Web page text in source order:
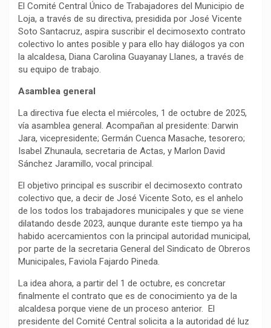
El Comité Central Único de Trabajadores del Municipio de
Loja, a través de su directiva, presidida por José Vicente
Soto Santacruz, aspira suscribir el decimosexto contrato
colectivo lo antes posible y para ello hay diálogos ya con
la alcaldesa, Diana Carolina Guayanay Llanes, a través de
su equipo de trabajo.
Asamblea general
La directiva fue electa el miércoles, 1 de octubre de 2025,
vía asamblea general. Acompañan al presidente: Darwin
Jara, vicepresidente; Germán Cuenca Masache, tesorero;
Isabel Zhunaula, secretaria de Actas, y Marlon David
Sánchez Jaramillo, vocal principal.
El objetivo principal es suscribir el decimosexto contrato
colectivo que, a decir de José Vicente Soto, es el anhelo
de los todos los trabajadores municipales y que se viene
dilatando desde 2023, aunque durante este tiempo ya ha
habido acercamientos con la principal autoridad municipal,
por parte de la secretaria General del Sindicato de Obreros
Municipales, Faviola Fajardo Pineda.
La idea ahora, a partir del 1 de octubre, es concretar
finalmente el contrato que es de conocimiento ya de la
alcaldesa porque viene de un proceso anterior. El
presidente del Comité Central solicita a la autoridad dé luz